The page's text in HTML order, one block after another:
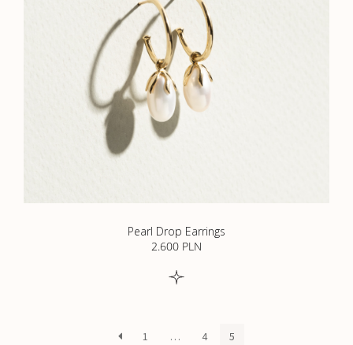
Pearl Drop Earrings
2.600 PLN
1 … 4 5